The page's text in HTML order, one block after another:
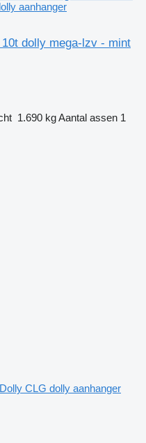
aanhanger
dolly mega-lzv - mint
1.690 kgAantal assen 1
CLG dolly aanhanger